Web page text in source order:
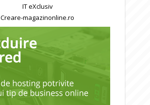
IT eXclusiv
Creare-magazinonline.ro